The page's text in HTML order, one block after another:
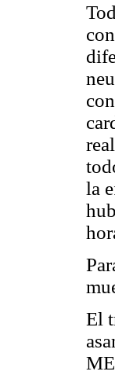
la
El